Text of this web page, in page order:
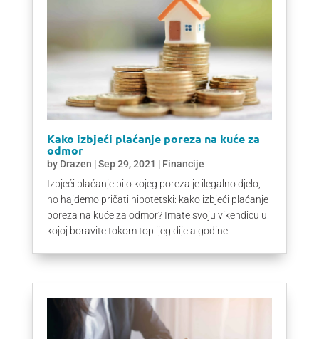
Kako izbjeći plaćanje poreza na kuće za
odmor
by Drazen |Sep 29, 2021 | Financije
Izbjeći plaćanje bilo kojeg poreza je ilegalno djelo,
no hajdemo pričati hipotetski: kako izbjeći plaćanje
poreza na kuće za odmor? Imate svoju vikendicu u
kojoj boravite tokom toplijeg dijela godine